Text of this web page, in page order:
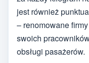
jest również
– renomowane
swoich
obsługi pasażerów.